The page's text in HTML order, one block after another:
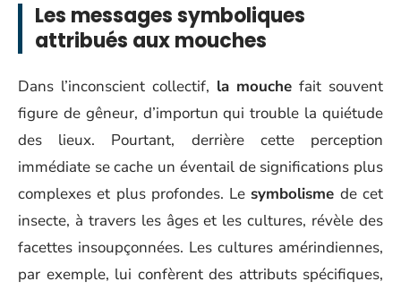
Les messages symboliques
attribués aux mouches
Dans l’inconscient collectif, la mouche fait souvent
figure de gêneur, d’importun qui trouble la quiétude
des lieux. Pourtant, derrière cette perception
immédiate se cache un éventail de significations plus
complexes et plus profondes. Le symbolisme de cet
insecte, à travers les âges et les cultures, révèle des
facettes insoupçonnées. Les cultures amérindiennes,
par exemple, lui confèrent des attributs spécifiques,